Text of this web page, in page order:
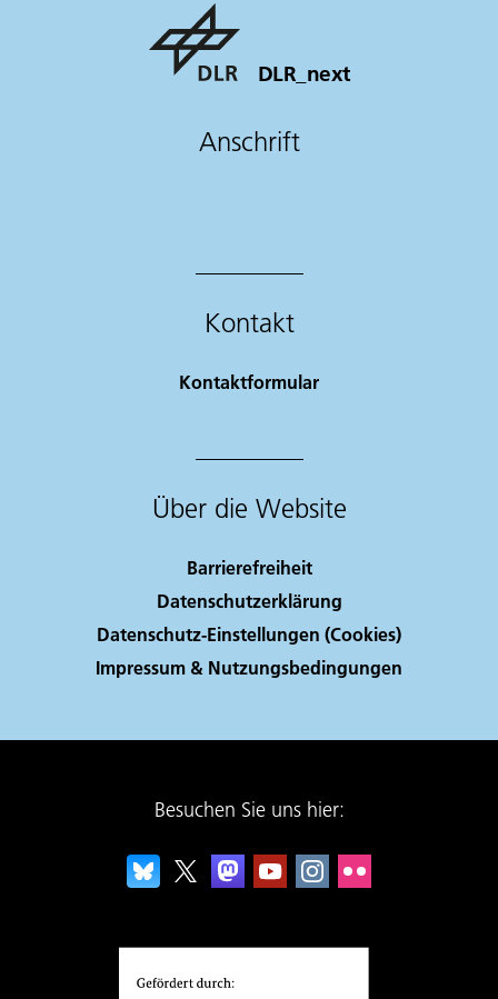
DLR_next
Anschrift
Kontakt
Kontaktformular
Über die Website
Barrierefreiheit
Datenschutzerklärung
Datenschutz-Einstellungen (Cookies)
Impressum & Nutzungsbedingungen
Besuchen Sie uns hier: